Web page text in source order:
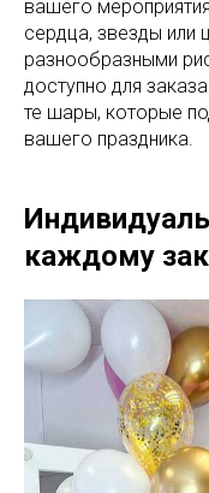
вашего
сердца, звезды или
разнообразными
доступно для
те шары, которые
вашего праздника.
каждому